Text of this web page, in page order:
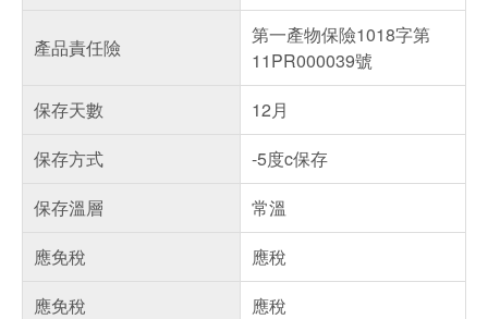
產品責任險
第一產物保險1018字第
11PR000039號
保存天數
12月
保存方式
-5度c保存
保存溫層
常溫
應免稅
應稅
應免稅
應稅